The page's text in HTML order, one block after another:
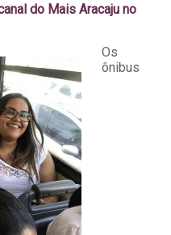
do Mais Aracaju no
Os
ônibus